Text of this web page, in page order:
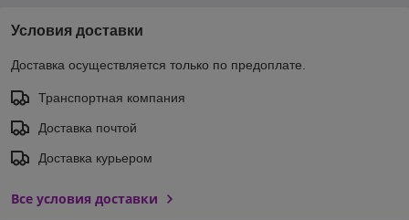
Условия доставки
Доставка осуществляется только по предоплате.
Транспортная компания
Доставка почтой
Доставка курьером
Все условия доставки